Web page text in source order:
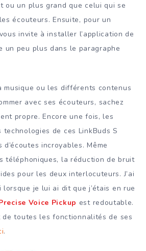
ou un plus grand que celui qui se
écouteurs. Ensuite, pour un
invite à installer l’application de
un peu plus dans le paragraphe
musique ou les différents contenus
avec ses écouteurs, sachez
propre. Encore une fois, les
de ces LinkBuds S
incroyables. Même
téléphoniques, la réduction de bruit
pour les deux interlocuteurs. J’ai
lorsque je lui ai dit que j’étais en rue
Voice Pickup est redoutable.
de toutes les fonctionnalités de ses
.